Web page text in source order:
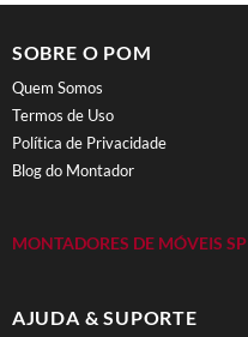
SOBRE O POM
Quem Somos
Termos de Uso
Política de Privacidade
Blog do Montador
MONTADORES DE MÓVEIS SP
AJUDA & SUPORTE